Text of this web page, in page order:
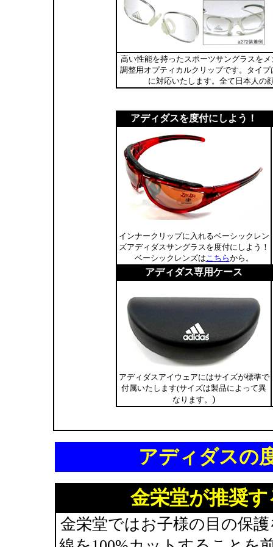
高い性能を持ったスポーツサングラスを
調整用オプティカルクリップです。タイ
に対応いたします。全て日本人の
アディダスを度付にしよう！
インナークリップに入れるベーシックレン
ズアディダスサングラスを度付にしよう！
ベーシックレンズはこちらから。
アディダス専用ケース
アディダスアイウェアにはサイズが標準で
付属いたします(サイズは製品によって異
なります。 )
アディダスの
金栄堂が推奨
金栄堂ではお子様の目の保